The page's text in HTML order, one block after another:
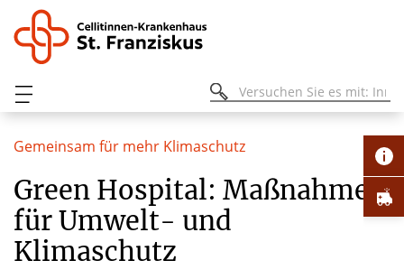
Gemeinsam für mehr Klimaschutz
Green Hospital: Maßnahmen
für Umwelt- und
Klimaschutz